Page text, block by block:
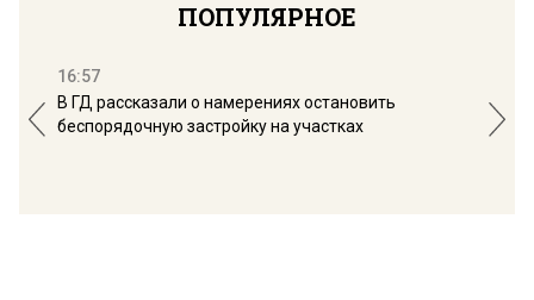
ПОПУЛЯРНОЕ
16:57
В ГД рассказали о намерениях остановить
беспорядочную застройку на участках